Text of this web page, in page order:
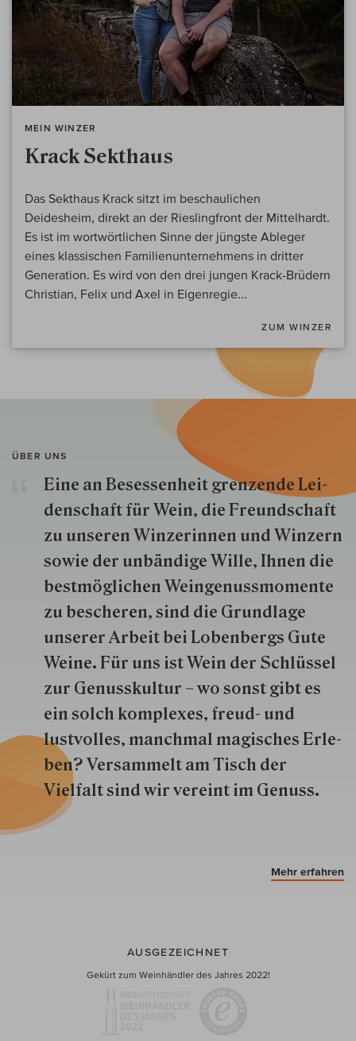
MEIN WINZER
Krack Sekthaus
Das Sekthaus Krack sitzt im beschaulichen
Deidesheim, direkt an der Rieslingfront der Mittelhardt.
Es ist im wortwörtlichen Sinne der jüngste Ableger
eines klassischen Familienunternehmens in dritter
Generation. Es wird von den drei jungen Krack-Brüdern
Christian, Felix und Axel in Eigenregie...
ZUM WINZER
ÜBER UNS
Eine an Besessenheit gren­zende Lei­
den­schaft für Wein, die Freund­schaft
zu unseren Win­zer­innen und Win­zern
so­wie der un­bän­dige Wille, Ihnen die
best­mög­lich­en Wein­genuss­momente
zu besche­ren, sind die Grund­lage
unserer Arbeit bei Lobenbergs Gute
Weine. Für uns ist Wein der Schlüs­sel
zur Genuss­kultur – wo sonst gibt es
ein solch kom­plexes, freud- und
lustvolles, manchmal ma­gisch­es Er­le­
ben? Versammelt am Tisch der
Vielfalt sind wir ver­eint im Genuss.
Mehr erfahren
AUSGEZEICHNET
Gekürt zum Weinhändler des Jahres 2022!